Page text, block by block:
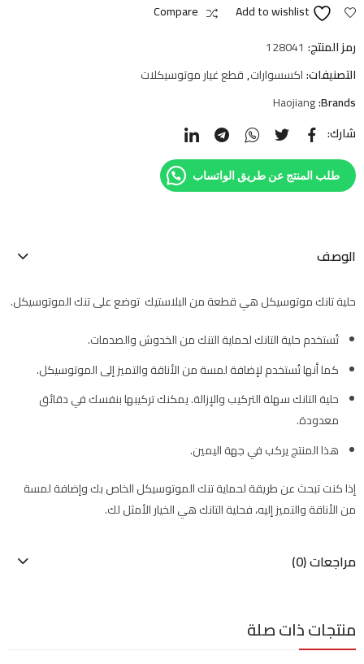
Add to wishlist
Compare
رمز المنتج: 128041
التصنيفات:اكسسوارات,قطع غيار موتوسيكلات
Brands:
Haojiang
شارك:
طلب المنتج عن طريق الواتساب
الوصف
حلية تانك موتوسيكل هي قطعة من البلاستيك توضع على تنك الموتوسيكل.
تُستخدم حلية التانك لحماية التنك من الخدوش والصدمات.
كما أنها تُستخدم لإضافة لمسة من الأناقة والتميز إلى الموتوسيكل.
حلية التانك سهلة التركيب والإزالة. يمكنك تركيبها بنفسك في دقائق
معدودة.
هذا المنتج يركب في جهة اليمين.
إذا كنت تبحث عن طريقة لحماية تنك الموتوسيكل الخاص بك وإضافة لمسة
من الأناقة والتميز إليه، فحلية التانك هي الخيار الأمثل لك.
مراجعات (0)
منتجات ذات صلة